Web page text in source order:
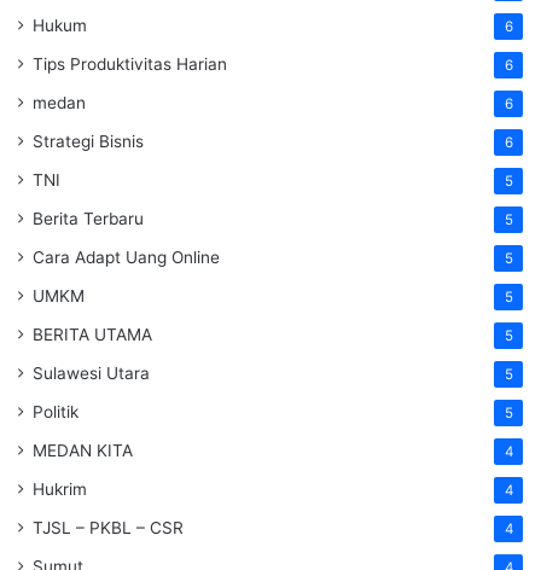
Hukum 6
Tips Produktivitas Harian 6
medan 6
Strategi Bisnis 6
TNI 5
Berita Terbaru 5
Cara Adapt Uang Online 5
UMKM 5
BERITA UTAMA 5
Sulawesi Utara 5
Politik 5
MEDAN KITA 4
Hukrim 4
TJSL – PKBL – CSR 4
Sumut